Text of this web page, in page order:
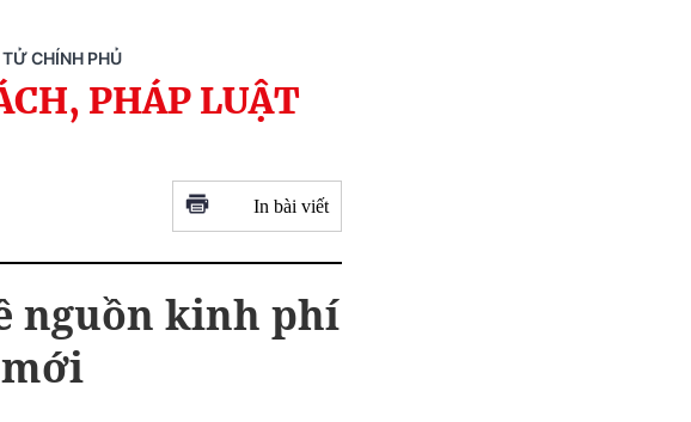
CHÍNH PHỦ
PHÁP LUẬT
In bài viết
nguồn kinh phí